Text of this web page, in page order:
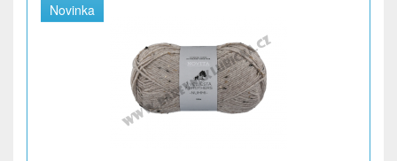
Novinka